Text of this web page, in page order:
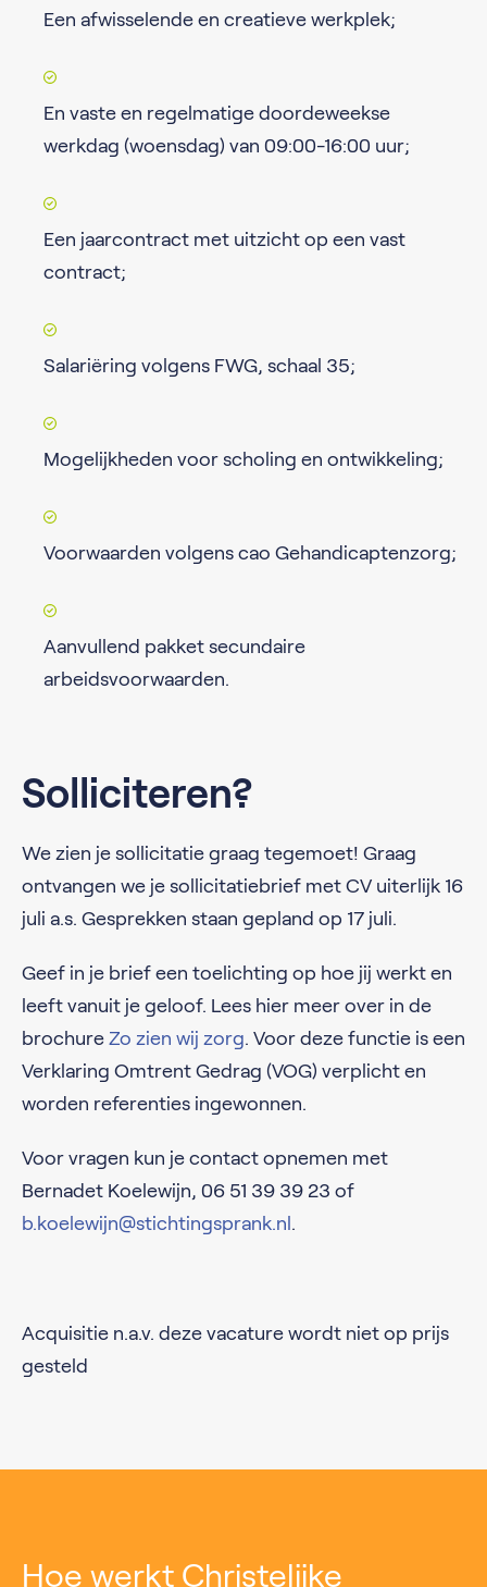
Een afwisselende en creatieve werkplek;
En vaste en regelmatige doordeweekse
werkdag (woensdag) van 09:00-16:00 uur;
Een jaarcontract met uitzicht op een vast
contract;
Salariëring volgens FWG, schaal 35;
Mogelijkheden voor scholing en ontwikkeling;
Voorwaarden volgens cao Gehandicaptenzorg;
Aanvullend pakket secundaire
arbeidsvoorwaarden.
Solliciteren?
We zien je sollicitatie graag tegemoet! Graag
ontvangen we je sollicitatiebrief met CV uiterlijk 16
juli a.s. Gesprekken staan gepland op 17 juli.
Geef in je brief een toelichting op hoe jij werkt en
leeft vanuit je geloof. Lees hier meer over in de
brochure Zo zien wij zorg. Voor deze functie is een
Verklaring Omtrent Gedrag (VOG) verplicht en
worden referenties ingewonnen.
Voor vragen kun je contact opnemen met
Bernadet Koelewijn, 06 51 39 39 23 of
b.koelewijn@stichtingsprank.nl .
Acquisitie n.a.v. deze vacature wordt niet op prijs
gesteld
Hoe werkt Christelijke